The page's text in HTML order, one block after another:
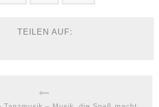
TEILEN AUF: